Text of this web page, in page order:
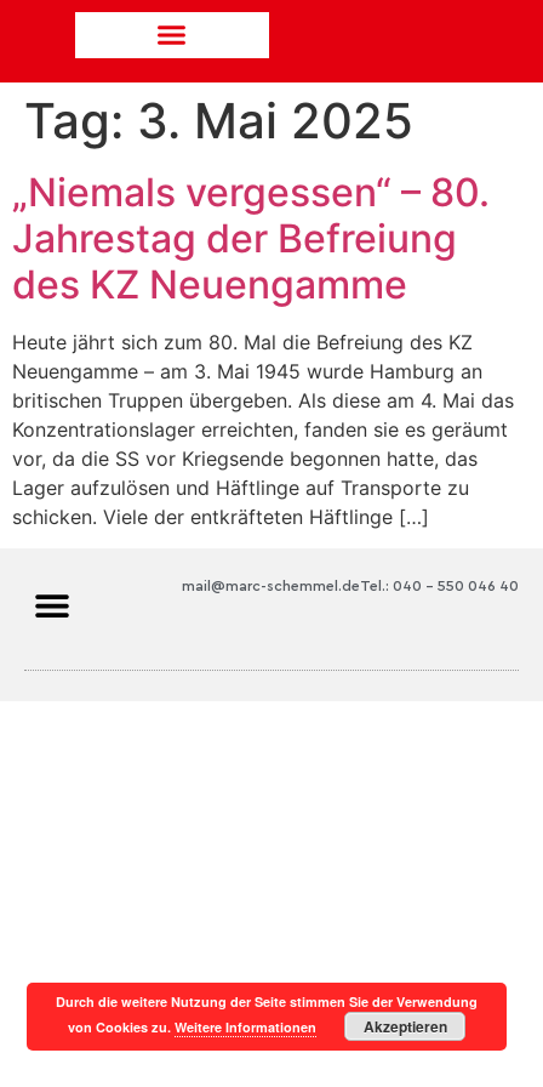
Tag: 3. Mai 2025
„Niemals vergessen“ – 80.
Jahrestag der Befreiung
des KZ Neuengamme
Heute jährt sich zum 80. Mal die Befreiung des KZ
Neuengamme – am 3. Mai 1945 wurde Hamburg an
britischen Truppen übergeben. Als diese am 4. Mai das
Konzentrationslager erreichten, fanden sie es geräumt
vor, da die SS vor Kriegsende begonnen hatte, das
Lager aufzulösen und Häftlinge auf Transporte zu
schicken. Viele der entkräfteten Häftlinge […]
Tel.: 040 – 550 046 40
mail@marc-schemmel.de
Durch die weitere Nutzung der Seite stimmen Sie der Verwendung
von Cookies zu.Weitere Informationen Akzeptieren